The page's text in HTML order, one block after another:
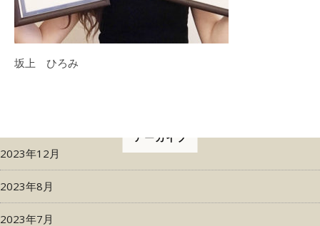
坂上 ひろみ
アーカイブ
2023年12月
2023年8月
2023年7月